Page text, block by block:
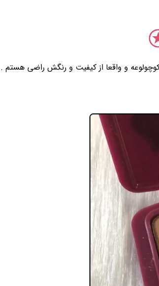
و واقعا از کیفیت و رنگش راضی هستم .